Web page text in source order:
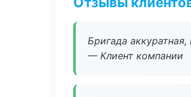
Бригада
— Клиент компании